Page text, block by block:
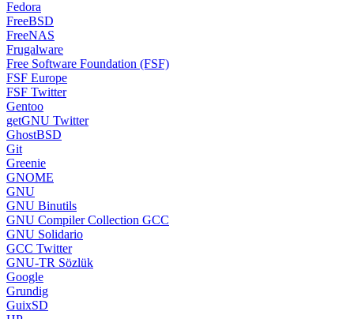
Fedora
FreeBSD
FreeNAS
Frugalware
Free Software Foundation (FSF)
FSF Europe
FSF Twitter
Gentoo
getGNU Twitter
GhostBSD
Git
Greenie
GNOME
GNU
GNU Binutils
GNU Compiler Collection GCC
GNU Solidario
GCC Twitter
GNU-TR Sözlük
Google
Grundig
GuixSD